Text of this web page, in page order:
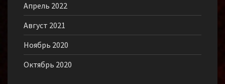
Апрель 2022
Август 2021
Ноябрь 2020
Октябрь 2020